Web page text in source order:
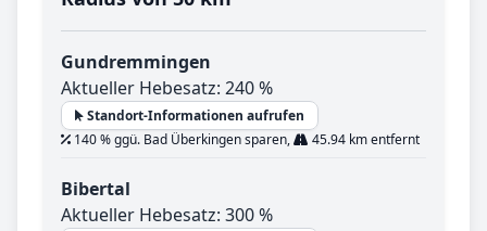
Gundremmingen
Aktueller Hebesatz: 240 %
Standort-Informationen aufrufen
140 % ggü. Bad Überkingen sparen,
45.94 km entfernt
Bibertal
Aktueller Hebesatz: 300 %